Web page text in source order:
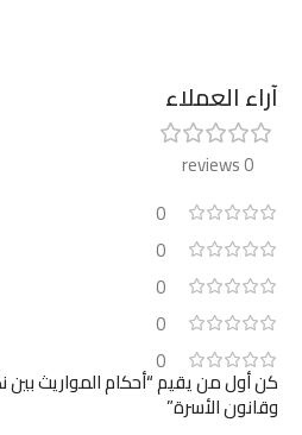
آراء العملاء
0 reviews
0
0
0
0
0
كن أول من يقيم “أحكام المواريث
وقانون الأسرة”